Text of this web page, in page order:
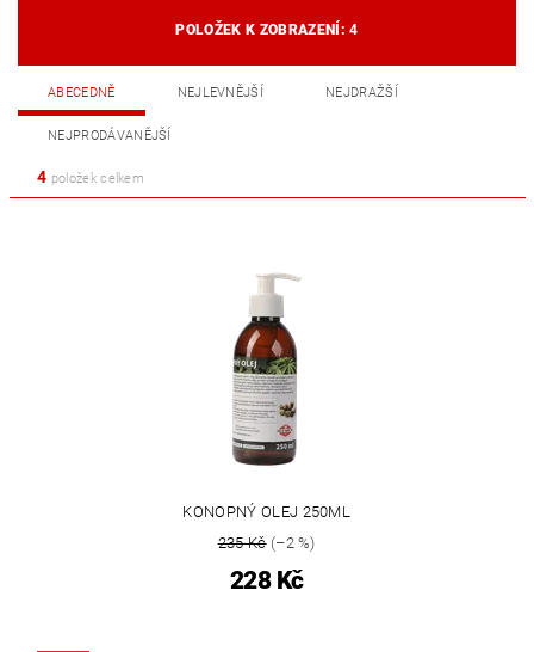
POLOŽEK K ZOBRAZENÍ:4
ABECEDNĚ NEJLEVNĚJŠÍ NEJDRAŽŠÍ
NEJPRODÁVANĚJŠÍ
4 položek celkem
KONOPNÝ OLEJ 250ML
235 Kč(–2 %)
228 Kč